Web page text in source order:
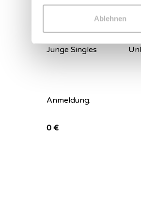
Ablehnen
Junge Singles
Anmeldung:
0 €